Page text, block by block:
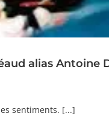
alias Antoine
sentiments. [...]